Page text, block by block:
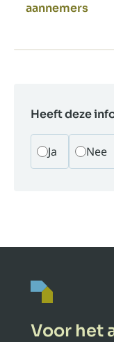
aannemers
Heeft deze
Ja Nee
Voor het